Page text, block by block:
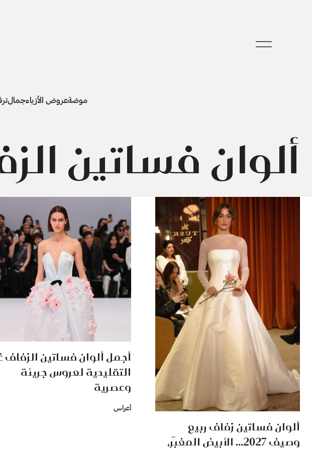
موضةعروض الأزياءجمال
ألوان فساتين
ألوان فساتين زفاف ربيع
وصيف 2027… الأبيض المغبّر،
أجمل ألوان فساتين الزفاف
التقليدية لعروس جريئة
وعصرية
أعراس